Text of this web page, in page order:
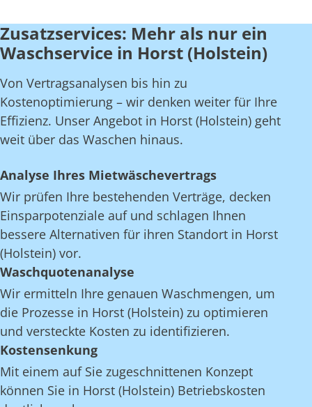
Zusatzservices: Mehr als nur ein
Waschservice in Horst (Holstein)
Von Vertragsanalysen bis hin zu
Kostenoptimierung – wir denken weiter für Ihre
Effizienz. Unser Angebot in Horst (Holstein) geht
weit über das Waschen hinaus.
Analyse Ihres Mietwäschevertrags
Wir prüfen Ihre bestehenden Verträge, decken
Einsparpotenziale auf und schlagen Ihnen
bessere Alternativen für ihren Standort in Horst
(Holstein) vor.
Waschquotenanalyse
Wir ermitteln Ihre genauen Waschmengen, um
die Prozesse in Horst (Holstein) zu optimieren
und versteckte Kosten zu identifizieren.
Kostensenkung
Mit einem auf Sie zugeschnittenen Konzept
können Sie in Horst (Holstein) Betriebskosten